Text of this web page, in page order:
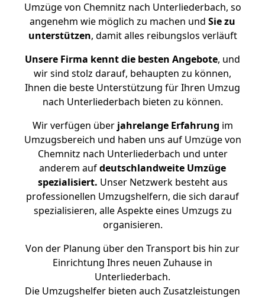
Umzüge von Chemnitz nach Unterliederbach, so
angenehm wie möglich zu machen und Sie zu
unterstützen, damit alles reibungslos verläuft
Unsere Firma kennt die besten Angebote, und
wir sind stolz darauf, behaupten zu können,
Ihnen die beste Unterstützung für Ihren Umzug
nach Unterliederbach bieten zu können.
Wir verfügen überjahrelange Erfahrung im
Umzugsbereich und haben uns auf Umzüge von
Chemnitz nach Unterliederbach und unter
anderem aufdeutschlandweite Umzüge
spezialisiert. Unser Netzwerk besteht aus
professionellen Umzugshelfern, die sich darauf
spezialisieren, alle Aspekte eines Umzugs zu
organisieren.
Von der Planung über den Transport bis hin zur
Einrichtung Ihres neuen Zuhause in
Unterliederbach.
Die Umzugshelfer bieten auch Zusatzleistungen